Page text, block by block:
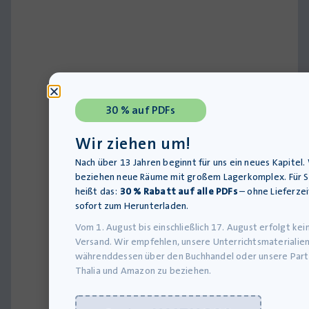
als
für
30 % auf PDFs
Wir ziehen um!
Nach über 13 Jahren beginnt für uns ein neues Kapitel.
beziehen neue Räume mit großem Lagerkomplex. Für
heißt das: 30 % Rabatt auf alle PDFs– ohne
sofort zum Herunterladen.
Vom 1. August bis einschließlich 17. August erfolgt
Versand. Wir empfehlen, unsere
währenddessen über den Buchhandel oder unsere
Thalia und Amazon zu beziehen.